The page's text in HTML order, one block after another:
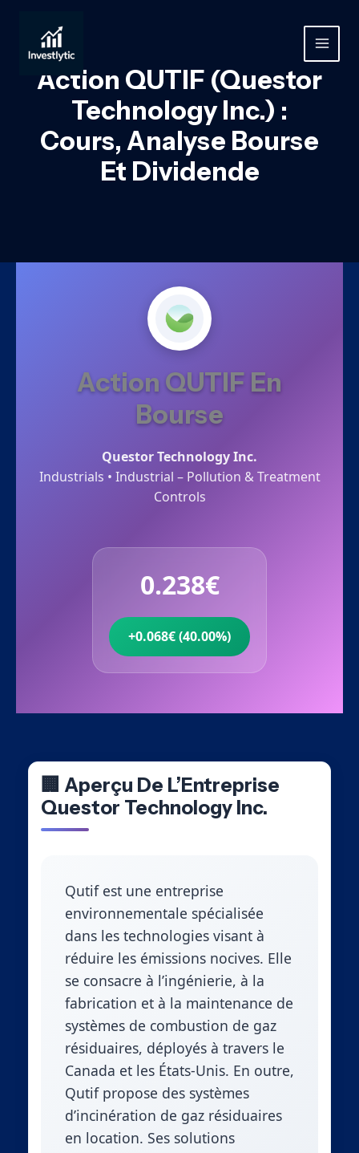
contenu
MAIN
Action QUTIF (Questor
Technology Inc.) :
Cours, Analyse Bourse
Et Dividende
Action QUTIF En
Bourse
Questor Technology Inc.
Industrials • Industrial – Pollution & Treatment
Controls
0.238€
+0.068€ (40.00%)
🏢 Aperçu De L’Entreprise
Questor Technology Inc.
Qutif est une entreprise
environnementale spécialisée
dans les technologies visant à
réduire les émissions nocives. Elle
se consacre à l’ingénierie, à la
fabrication et à la maintenance de
systèmes de combustion de gaz
résiduaires, déployés à travers le
Canada et les États-Unis. En outre,
Qutif propose des systèmes
d’incinération de gaz résiduaires
en location. Ses solutions